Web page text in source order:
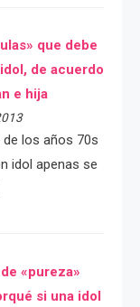
que debe
de acuerdo
e hija
los años 70s
idol apenas se
«pureza»
si una idol